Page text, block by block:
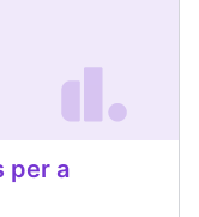
per a